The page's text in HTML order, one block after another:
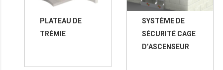
PLATEAU DE
TRÉMIE
SYSTÈME DE
SÉCURITÉ CAGE
D’ASCENSEUR